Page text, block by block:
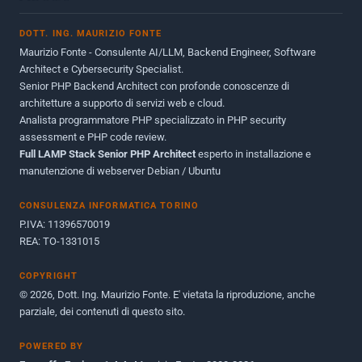
Giugno 2012
Maggio 2011
Dicembre 2010
Ottobre 2010
Maggio 2010
Giugno 2009
DOTT. ING. MAURIZIO FONTE
Maurizio Fonte - Consulente AI/LLM, Backend Engineer, Software
Architect e Cybersecurity Specialist.
Senior PHP Backend Architect con profonde conoscenze di
architetture a supporto di servizi web e cloud.
Analista programmatore PHP specializzato in PHP security
assessment e PHP code review.
Full LAMP Stack Senior PHP Architect esperto in installazione e
manutenzione di webserver Debian / Ubuntu
CONSULENZA INFORMATICA TORINO
P.IVA: 11396570019
REA: TO-1331015
COPYRIGHT
© 2026, Dott. Ing. Maurizio Fonte. E' vietata la riproduzione, anche
parziale, dei contenuti di questo sito.
POWERED BY